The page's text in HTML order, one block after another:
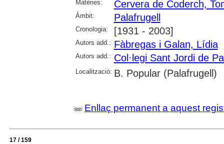
Matèries:
Cervera de Coderch,
Àmbit: Palafrugell
Cronologia: [1931 - 2003]
Autors add.: Fàbregas i Galan, Lídia
Autors add.: Col·legi Sant Jordi de
Localització: B. Popular (Palafrugell)
Enllaç permanent a aquest
17 / 159